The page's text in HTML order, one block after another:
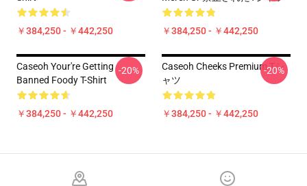
￥384,250 - ￥442,250 ￥384,250 - ￥442,250
Caseoh Your're Getting
Banned Foody T-Shirt
￥384,250 - ￥442,250
-20%
Caseoh Cheeks Premium Tシ
ャツ
￥384,250 - ￥442,250
-20%